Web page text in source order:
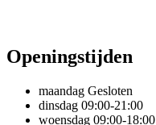
Openingstijden
maandag Gesloten
dinsdag 09:00-21:00
woensdag 09:00-18:00